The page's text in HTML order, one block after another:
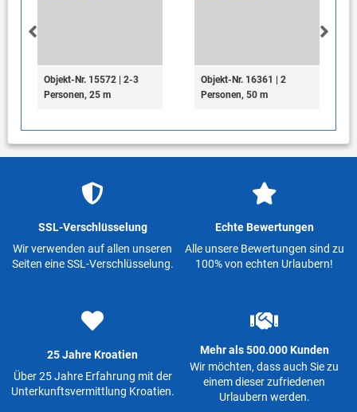
Objekt-Nr. 15572 | 2-3
Personen, 25 m
Objekt-Nr. 16361 | 2
Personen, 50 m
SSL-Verschlüsselung
Wir verwenden auf allen unseren
Seiten eine SSL-Verschlüsselung.
Echte Bewertungen
Alle unsere Bewertungen sind zu
100% von echten Urlaubern!
25 Jahre Kroatien
Über 25 Jahre Erfahrung mit der
Unterkunftsvermittlung Kroatien.
Mehr als 500.000 Kunden
Wir möchten, dass auch Sie zu
einem dieser zufriedenen
Urlaubern werden.